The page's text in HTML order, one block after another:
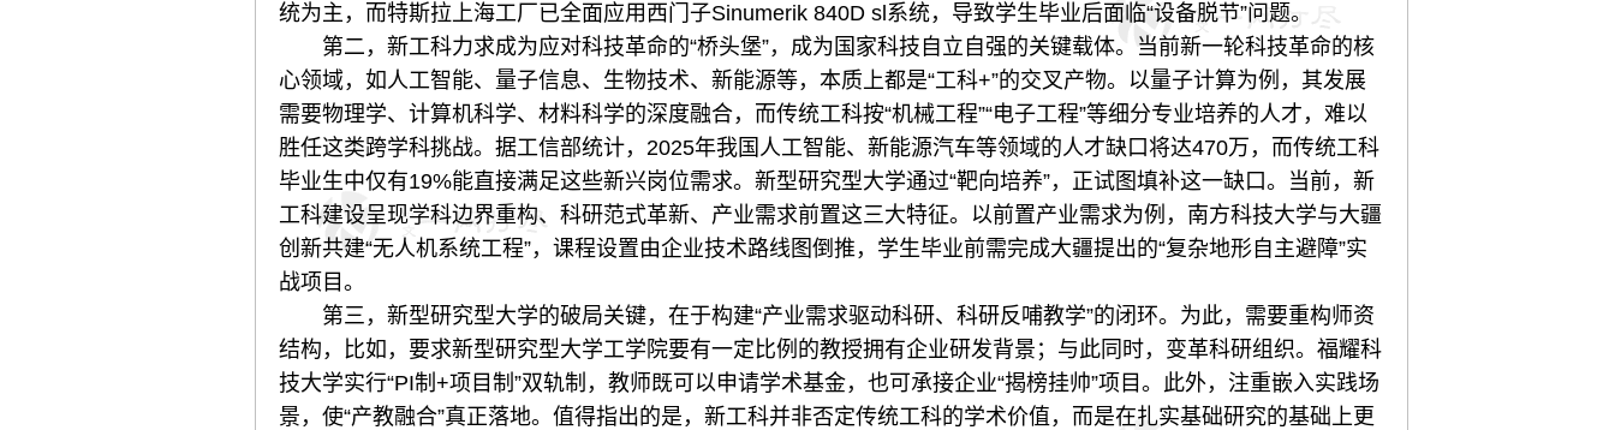
统为主，而特斯拉上海工厂已全面应用西门子Sinumerik 840D sl系统，导致学生毕业后面临“设备脱节”问题。
第二，新工科力求成为应对科技革命的“桥头堡”，成为国家科技自立自强的关键载体。当前新一轮科技革命的核
心领域，如人工智能、量子信息、生物技术、新能源等，本质上都是“工科+”的交叉产物。以量子计算为例，其发展
需要物理学、计算机科学、材料科学的深度融合，而传统工科按“机械工程”“电子工程”等细分专业培养的人才，难以
胜任这类跨学科挑战。据工信部统计，2025年我国人工智能、新能源汽车等领域的人才缺口将达470万，而传统工科
毕业生中仅有19%能直接满足这些新兴岗位需求。新型研究型大学通过“靶向培养”，正试图填补这一缺口。当前，新
工科建设呈现学科边界重构、科研范式革新、产业需求前置这三大特征。以前置产业需求为例，南方科技大学与大疆
创新共建“无人机系统工程”，课程设置由企业技术路线图倒推，学生毕业前需完成大疆提出的“复杂地形自主避障”实
战项目。
第三，新型研究型大学的破局关键，在于构建“产业需求驱动科研、科研反哺教学”的闭环。为此，需要重构师资
结构，比如，要求新型研究型大学工学院要有一定比例的教授拥有企业研发背景；与此同时，变革科研组织。福耀科
技大学实行“PI制+项目制”双轨制，教师既可以申请学术基金，也可承接企业“揭榜挂帅”项目。此外，注重嵌入实践场
景，使“产教融合”真正落地。值得指出的是，新工科并非否定传统工科的学术价值，而是在扎实基础研究的基础上更